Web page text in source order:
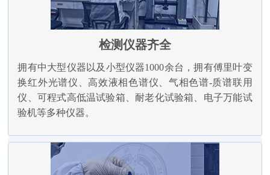
检测仪器齐全
拥有中大型仪器以及小型仪器1000余台，拥有傅里叶变
换红外光谱仪、高效液相色谱仪、气相色谱-质谱联用
仪、可程式高低温试验箱、耐老化试验箱、电子万能试
验机等多种仪器。